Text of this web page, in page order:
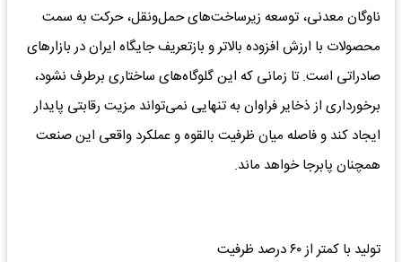
ناوگان معدنی، توسعه زیرساخت‌های حمل‌ونقل، حرکت به سمت
محصولات با ارزش افزوده بالاتر و بازتعریف جایگاه ایران در بازارهای
صادراتی است. تا زمانی که این گلوگاه‌های ساختاری برطرف نشود،
برخورداری از ذخایر فراوان به تنهایی نمی‌تواند مزیت رقابتی پایدار
ایجاد کند و فاصله میان ظرفیت بالقوه و عملکرد واقعی این صنعت
همچنان پابرجا خواهد ماند.
تولید با کمتر از ۶۰ درصد ظرفیت